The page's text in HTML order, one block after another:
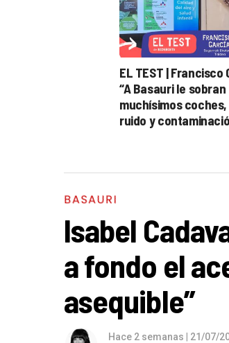
EL TEST | Francisco
“A Basauri le sobran
muchísimos
ruido y
BASAURI
Isabel
a fondo el
asequible”
Hace 2 semanas | 21/07/